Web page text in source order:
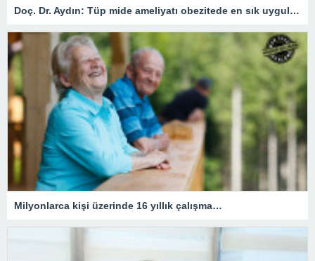
Doç. Dr. Aydın: Tüp mide ameliyatı obezitede en sık uygulanan yöntem
Milyonlarca kişi üzerinde 16 yıllık çalışma…